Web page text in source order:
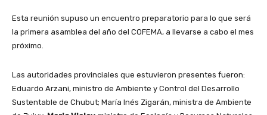
Esta reunión supuso un encuentro preparatorio para lo que será
la primera asamblea del año del COFEMA, a llevarse a cabo el mes
próximo.
Las autoridades provinciales que estuvieron presentes fueron:
Eduardo Arzani, ministro de Ambiente y Control del Desarrollo
Sustentable de Chubut; María Inés Zigarán, ministra de Ambiente